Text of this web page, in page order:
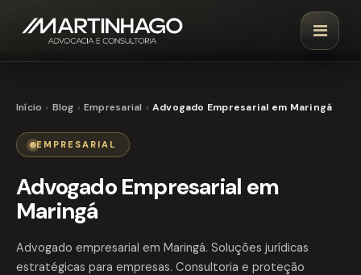
Início Blog Empresarial Advogado Empresarial em Maringá
EMPRESARIAL
Advogado Empresarial em
Maringá
Advogado empresarial em Maringá. Soluções jurídicas
estratégicas para empresas. Consultoria e proteção